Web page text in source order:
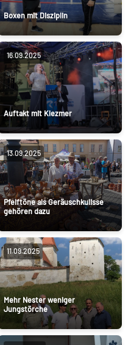
Boxen mit Disziplin
16.09.2025
Auftakt mit Klezmer
13.09.2025
Pfeiftöne als Geräuschkulisse
gehören dazu
11.09.2025
Mehr Nester weniger
Jungstörche